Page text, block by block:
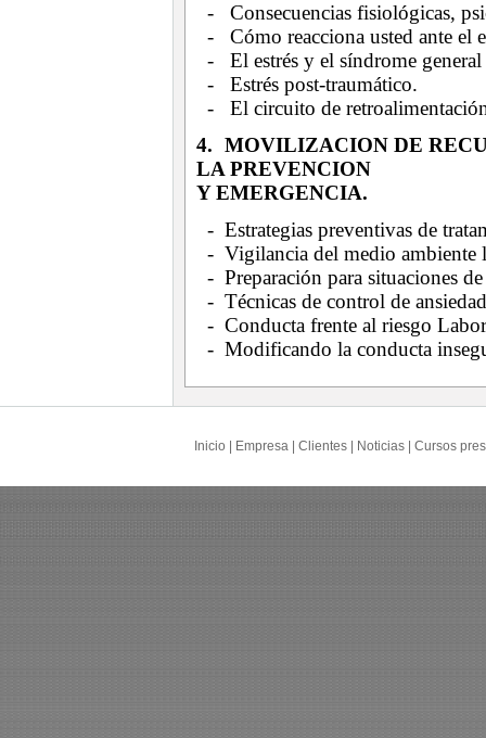
- Consecuencias fisiológicas,
- Cómo reacciona usted ante el
- El estrés y el síndrome general
- Estrés post-traumático.
- El circuito de
4. MOVILIZACION DE
LA PREVENCION
Y EMERGENCIA.
- Estrategias preventivas de
- Vigilancia del medio ambiente
- Preparación para situaciones
- Técnicas de control de
- Conducta frente al riesgo
- Modificando la conducta
Inicio Empresa Clientes Noticias Cursos